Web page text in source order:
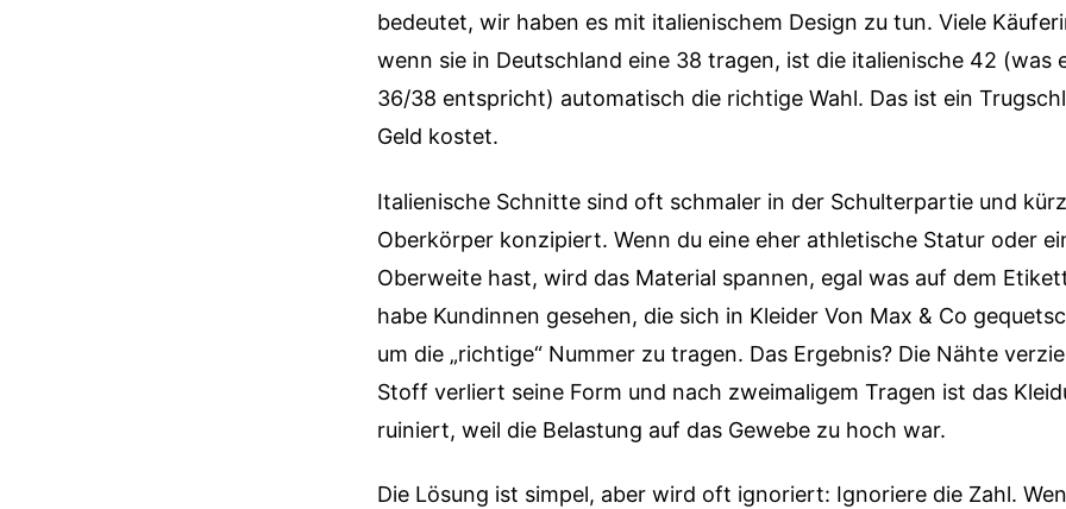
bedeutet, wir haben es mit italienischem Design zu tun. Viele
wenn sie in Deutschland eine 38 tragen, ist die italienische 42 (was
36/38 entspricht) automatisch die richtige Wahl. Das ist ein
Geld kostet.
Italienische Schnitte sind oft schmaler in der Schulterpartie und
Oberkörper konzipiert. Wenn du eine eher athletische Statur oder
Oberweite hast, wird das Material spannen, egal was auf dem
habe Kundinnen gesehen, die sich in Kleider Von Max & Co
um die „richtige“ Nummer zu tragen. Das Ergebnis? Die Nähte
Stoff verliert seine Form und nach zweimaligem Tragen ist das
ruiniert, weil die Belastung auf das Gewebe zu hoch war.
Die Lösung ist simpel, aber wird oft ignoriert: Ignoriere die Zahl.